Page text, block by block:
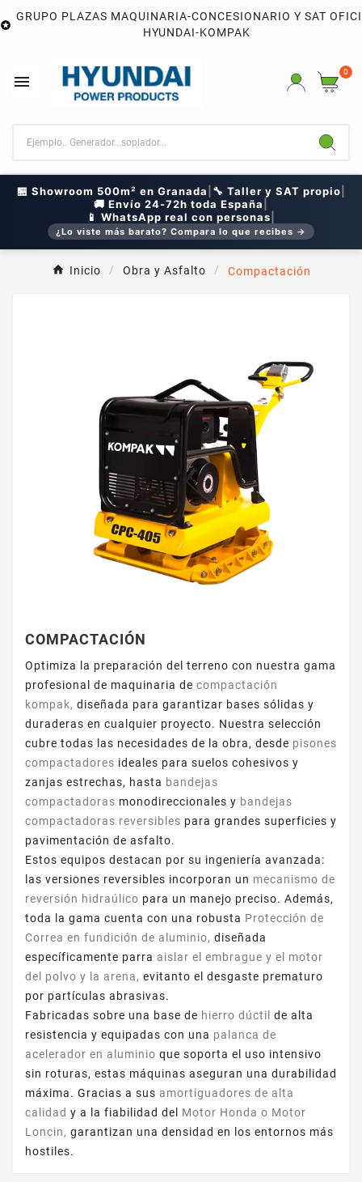

GRUPO PLAZAS MAQUINARIA-CONCESIONARIO Y SAT
HYUNDAI-KOMPAK

0
🏪 Showroom 500m² en Granada 🔧 Taller y SAT propio
🚚 Envío 24-72h toda España
📱 WhatsApp real con personas
¿Lo viste más barato? Compara lo que recibes →
Inicio Obra y Asfalto Compactación
COMPACTACIÓN
Optimiza la preparación del terreno con nuestra gama
profesional de maquinaria de compactación
kompak, diseñada para garantizar bases sólidas y
duraderas en cualquier proyecto. Nuestra selección
cubre todas las necesidades de la obra, desde pisones
compactadores ideales para suelos cohesivos y
zanjas estrechas, hasta bandejas
compactadoras monodireccionales y bandejas
compactadoras reversibles para grandes superficies y
pavimentación de asfalto.
Estos equipos destacan por su ingeniería avanzada:
las versiones reversibles incorporan un mecanismo de
reversión hidraúlico para un manejo preciso. Además,
toda la gama cuenta con una robusta Protección de
Correa en fundición de aluminio, diseñada
específicamente parra aislar el embrague y el motor
del polvo y la arena, evitanto el desgaste prematuro
por partículas abrasivas.
Fabricadas sobre una base de hierro dúctil de alta
resistencia y equipadas con una palanca de
acelerador en aluminio que soporta el uso intensivo
sin roturas, estas máquinas aseguran una durabilidad
máxima. Gracias a sus amortiguadores de alta
calidad y a la fiabilidad del Motor Honda o Motor
Loncin, garantizan una densidad en los entornos más
hostiles.